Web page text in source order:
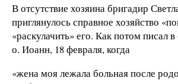
В отсутствие хозяина бригадир
приглянулось справное хозяйство
«раскулачить» его. Как потом писал
о. Иоанн, 18 февраля, когда
«жена моя лежала больная после